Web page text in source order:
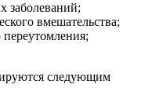
заболеваний;
вмешательства;
переутомления;
следующим